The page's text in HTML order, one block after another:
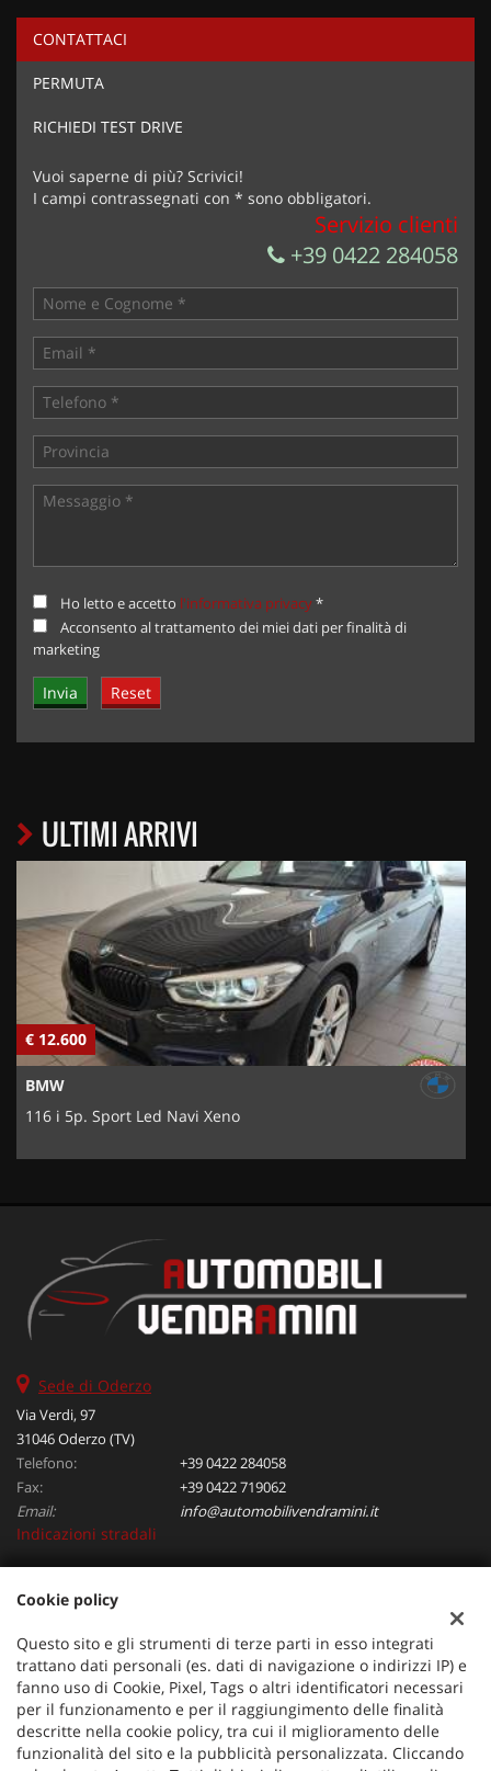
CONTATTACI
PERMUTA
RICHIEDI TEST DRIVE
Vuoi saperne di più? Scrivici!
I campi contrassegnati con * sono obbligatori.
Servizio clienti
+39 0422 284058
Ho letto e accetto l'informativa privacy*
Acconsento al trattamento dei miei dati per finalità di
marketing
ULTIMI ARRIVI
€ 12.600
BMW
116 i 5p. Sport Led Navi Xeno
Sede di Oderzo
Via Verdi, 97
31046 Oderzo (TV)
Telefono:
+39 0422 284058
Fax:
+39 0422 719062
Email:
info@automobilivendramini.it
Indicazioni stradali
Dati fiscali:
Automobili Vendramini srl
Via Verdi, 97, Oderzo (TV)
C.F/P.IVA:04823130267
Registro delle imprese:TV
Cookie policy
Questo sito e gli strumenti di terze parti in esso integrati
trattano dati personali (es. dati di navigazione o indirizzi IP) e
fanno uso di Cookie, Pixel, Tags o altri identificatori necessari
per il funzionamento e per il raggiungimento delle finalità
descritte nella cookie policy, tra cui il miglioramento delle
funzionalità del sito e la pubblicità personalizzata. Cliccando